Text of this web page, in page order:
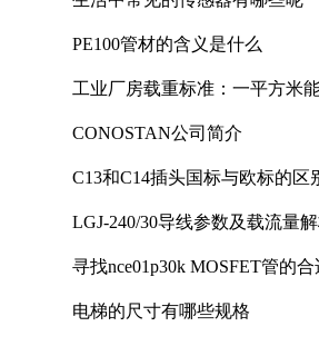
PE100管材的含义是什么
工业厂房载重标准：一平方米
CONOSTAN公司简介
C13和C14插头国标与欧标的区
LGJ-240/30导线参数及载流量
寻找nce01p30k MOSFET管的
电梯的尺寸有哪些规格